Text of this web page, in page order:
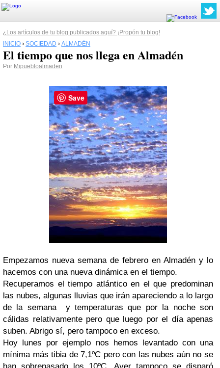
¿Los artículos de tu blog publicados aquí? ¡Propón tu blog!
INICIO › SOCIEDAD › ALMADÉN
El tiempo que nos llega en Almadén
Por Mipuebloalmaden
Empezamos nueva semana de febrero en Almadén y lo
hacemos con una nueva dinámica en el tiempo.
Recuperamos el tiempo atlántico en el que predominan
las nubes, algunas lluvias que irán apareciendo a lo largo
de la semana y temperaturas que por la noche son
cálidas relativamente pero que luego por el día apenas
suben. Abrigo sí, pero tampoco en exceso.
Hoy lunes por ejemplo nos hemos levantado con una
mínima más tibia de 7,1ºC pero con las nubes aún no se
Save